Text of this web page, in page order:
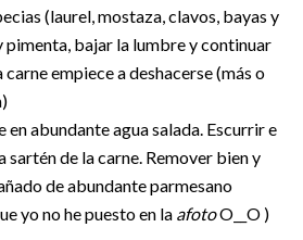
(laurel, mostaza, clavos, bayas y
pimenta, bajar la lumbre y continuar
empiece a deshacerse (más o
en abundante agua salada. Escurrir e
sartén de la carne. Remover bien y
de abundante parmesano
yo no he puesto en la afotoO__O )